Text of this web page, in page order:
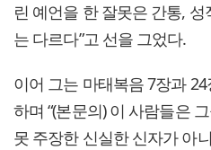
린 예언을 한 잘못은 간통,
는 다르다”고 선을 그었다.
이어 그는 마태복음 7장과
하며 “(본문의) 이 사람들은
못 주장한 신실한 신자가 아